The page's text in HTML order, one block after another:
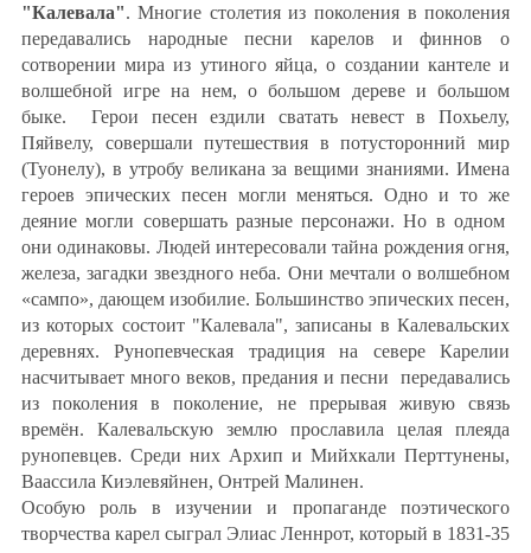
"Калевала". Многие столетия из поколения в поколения
передавались народные песни карелов и финнов о
сотворении мира из утиного яйца, о создании кантеле и
волшебной игре на нем, о большом дереве и большом
быке. Герои песен ездили сватать невест в Похьелу,
Пяйвелу, совершали путешествия в потусторонний мир
(Туонелу), в утробу великана за вещими знаниями. Имена
героев эпических песен могли меняться. Одно и то же
деяние могли совершать разные персонажи. Но в одном
они одинаковы. Людей интересовали тайна рождения огня,
железа, загадки звездного неба. Они мечтали о волшебном
«сампо», дающем изобилие. Большинство эпических песен,
из которых состоит "Калевала", записаны в Калевальских
деревнях. Рунопевческая традиция на севере Карелии
насчитывает много веков, предания и песни передавались
из поколения в поколение, не прерывая живую связь
времён. Калевальскую землю прославила целая плеяда
рунопевцев. Среди них Архип и Мийхкали Перттунены,
Ваассила Киэлевяйнен, Онтрей Малинен.
Особую роль в изучении и пропаганде поэтического
творчества карел сыграл Элиас Леннрот, который в 1831-35